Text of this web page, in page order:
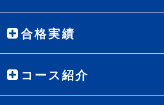
合格実績
コース紹介